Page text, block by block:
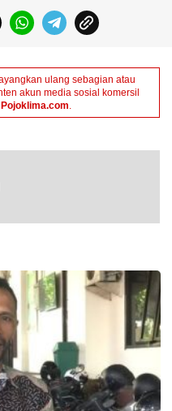
ulang sebagian atau
akun media sosial komersil
Pojoklima.com